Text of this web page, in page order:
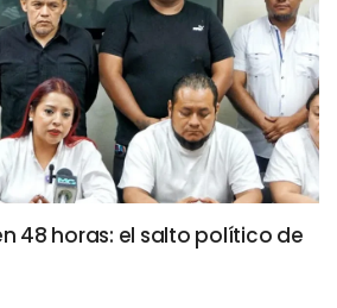
en 48 horas: el salto político de